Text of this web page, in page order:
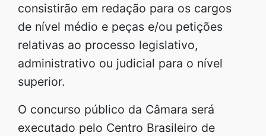
consistirão em redação para os cargos
de nível médio e peças e/ou petições
relativas ao processo legislativo,
administrativo ou judicial para o nível
superior.
O concurso público da Câmara será
executado pelo Centro Brasileiro de